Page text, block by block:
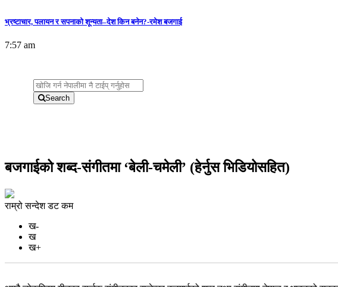
भ्रष्टाचार, पलायन र सपनाको शून्यता–देश किन बनेन?-रमेश बजगाई
7:57 am
Search
बजगाईको शब्द-संगीतमा ‘बेली-चमेली’ (हेर्नुस भिडियोसहित)
राम्रो सन्देश डट कम
ख-
ख
ख+